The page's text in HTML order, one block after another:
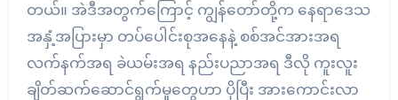
တယ်။ အဲဒီအတွက်ကြောင့် ကျွန်တော်တို့က နေရာဒေသ
အနှံ့အပြားမှာ တပ်ပေါင်းစုအနေနဲ့ စစ်အင်အားအရ
လက်နက်အရ ခဲယမ်းအရ နည်းပညာအရ ဒီလို ကူးလူး
ချိတ်ဆက်ဆောင်ရွက်မှုတွေဟာ ပိုပြီး အားကောင်းလာ